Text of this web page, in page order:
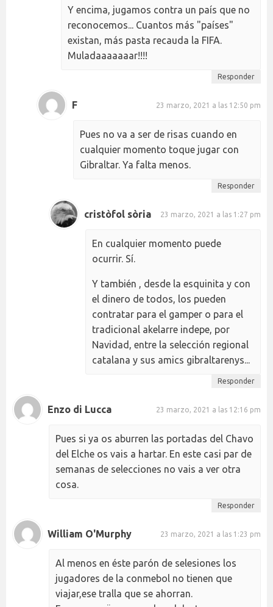
Y encima, jugamos contra un país que no
reconocemos... Cuantos más "países"
existan, más pasta recauda la FIFA.
Muladaaaaaaar!!!!
Responder
F 23 marzo, 2021 a las 12:50 pm
Pues no va a ser de risas cuando en
cualquier momento toque jugar con
Gibraltar. Ya falta menos.
Responder
cristòfol sòria 23 marzo, 2021 a las 1:27 pm
En cualquier momento puede
ocurrir. Sí.
Y también , desde la esquinita y con
el dinero de todos, los pueden
contratar para el gamper o para el
tradicional akelarre indepe, por
Navidad, entre la selección regional
catalana y sus amics gibraltarenys...
Responder
Enzo di Lucca 23 marzo, 2021 a las 12:16 pm
Pues si ya os aburren las portadas del Chavo
del Elche os vais a hartar. En este casi par de
semanas de selecciones no vais a ver otra
cosa.
Responder
William O'Murphy 23 marzo, 2021 a las 1:23 pm
Al menos en éste parón de selesiones los
jugadores de la conmebol no tienen que
viajar,ese tralla que se ahorran.